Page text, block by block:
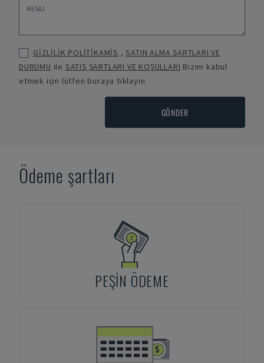
GİZLİLİK POLİTİKAMİS ,SATIN ALMA ŞARTLARI VE
DURUMU ile SATIŞ ŞARTLARI VE KOŞULLARI Bizim kabul
etmek için lütfen buraya tıklayın
GÖNDER
Ödeme şartları
PEŞIN ÖDEME